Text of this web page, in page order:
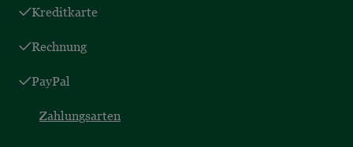
Kreditkarte
Rechnung
PayPal
Zahlungsarten